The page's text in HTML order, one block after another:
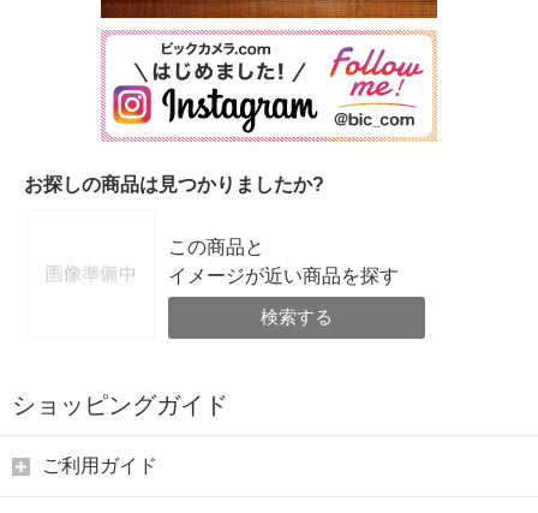
お探しの商品は見つかりましたか?
この商品と
イメージが近い商品を探す
検索する
ショッピングガイド
ご利用ガイド